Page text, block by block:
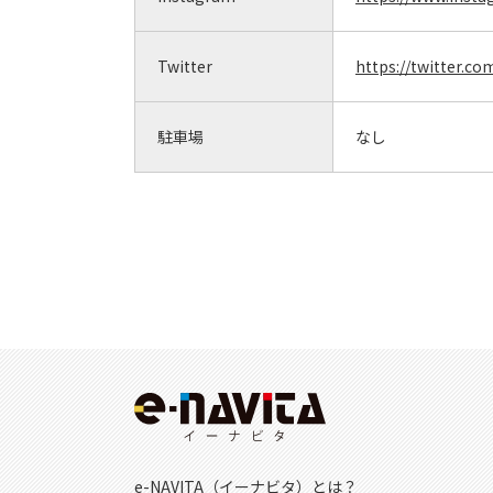
Twitter https://
駐車場 なし
e-NAVITA（イーナビタ）とは？